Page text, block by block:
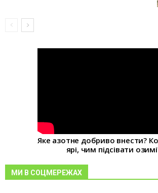
Яке азотне добриво внести?
ярі, чим підсівати
МИ В СОЦМЕРЕЖАХ